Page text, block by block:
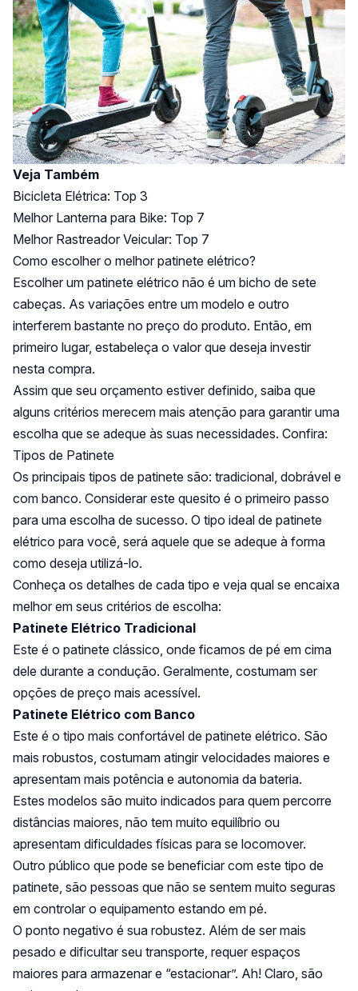
Veja Também
Bicicleta Elétrica: Top 3
Melhor Lanterna para Bike: Top 7
Melhor Rastreador Veicular: Top 7
Como escolher o melhor patinete elétrico?
Escolher um patinete elétrico não é um bicho de sete
cabeças. As variações entre um modelo e outro
interferem bastante no preço do produto. Então, em
primeiro lugar, estabeleça o valor que deseja investir
nesta compra.
Assim que seu orçamento estiver definido, saiba que
alguns critérios merecem mais atenção para garantir uma
escolha que se adeque às suas necessidades. Confira:
Tipos de Patinete
Os principais tipos de patinete são: tradicional, dobrável e
com banco. Considerar este quesito é o primeiro passo
para uma escolha de sucesso. O tipo ideal de patinete
elétrico para você, será aquele que se adeque à forma
como deseja utilizá-lo.
Conheça os detalhes de cada tipo e veja qual se encaixa
melhor em seus critérios de escolha:
Patinete Elétrico Tradicional
Este é o patinete clássico, onde ficamos de pé em cima
dele durante a condução. Geralmente, costumam ser
opções de preço mais acessível.
Patinete Elétrico com Banco
Este é o tipo mais confortável de patinete elétrico. São
mais robustos, costumam atingir velocidades maiores e
apresentam mais potência e autonomia da bateria.
Estes modelos são muito indicados para quem percorre
distâncias maiores, não tem muito equilíbrio ou
apresentam dificuldades físicas para se locomover.
Outro público que pode se beneficiar com este tipo de
patinete, são pessoas que não se sentem muito seguras
em controlar o equipamento estando em pé.
O ponto negativo é sua robustez. Além de ser mais
pesado e dificultar seu transporte, requer espaços
maiores para armazenar e “estacionar”. Ah! Claro, são